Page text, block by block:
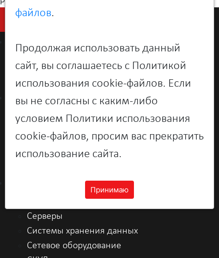
Новости
Поддержка
Персональный сервисный
кабинет
Персональные системы
Серверы
Системы хранения данных
Сетевое оборудование
файлов.
Продолжая использовать данный
сайт, вы соглашаетесь с Политикой
использования cookie-файлов. Если
вы не согласны с каким-либо
условием Политики использования
cookie-файлов, просим вас прекратить
использование сайта.
Принимаю